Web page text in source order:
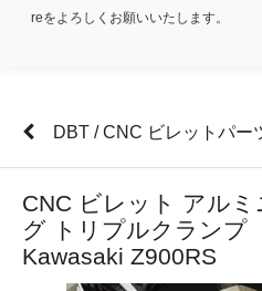
reをよろしくお願いいたします。
DBT / CNC ビレットパー
CNC ビレット アル
グ トリプルクランプ
Kawasaki Z900RS